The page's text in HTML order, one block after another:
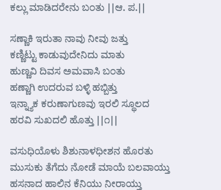
ಕಲ್ಲು ಮಾಡಿದರೇನು ಬಂತು ||ಆ. ಪ.||
ಸಣ್ಣಾಕಿ ಇರುತಾ ನಾವು ನೀವು ಜತ್ತು
ಕಣ್ಣಿಟ್ಟು ಕಾಡುವುದೇನಿದು ಮಾತು
ಹುಣ್ಣವಿ ದಿವಸ ಅಮವಾಸಿ ಬಂತು
ಹಣ್ಣಾಗಿ ಉದರುವ ಬಳ್ಳಿ ಹಬ್ಬಿತ್ತು
ಇನ್ನ್ಯಾಕ ಕರುಣಾಗುಣವು ಇರಲಿ ಸ್ಥೂಲದ
ಹರವಿ ಸುಖದಲಿ ಹೊತ್ತು ||೧||
ವಸುಧಿಯೊಳು ಶಿಶುನಾಳಧೀಶನ ಹೊರತು
ಮುಸುಕು ತೆಗೆದು ನೋಡೆ ಮಾಯೆ ಬಲವಾಯ್ತು
ಹಸನಾದ ಹಾಲಿನ ಕೆನಿಯು ನೀರಾಯ್ತು